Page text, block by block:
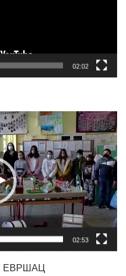
02:02
02:53
ЕВРШАЦ